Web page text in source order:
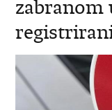
zabranom